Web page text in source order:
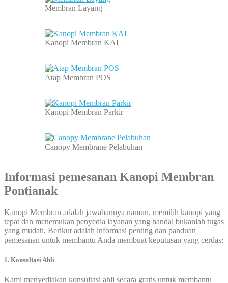
Membran Layang
Kanopi Membran KAI
Atap Membran POS
Kanopi Membran Parkir
Canopy Membrane Pelabuhan
Informasi pemesanan Kanopi Membran
Pontianak
Kanopi Membran adalah jawabannya namun, memilih kanopi yang
tepat dan menemukan penyedia layanan yang handal bukanlah tugas
yang mudah, Berikut adalah informasi penting dan panduan
pemesanan untuk membantu Anda membuat keputusan yang cerdas:
1. Konsultasi Ahli
Kami menyediakan konsultasi ahli secara gratis untuk membantu